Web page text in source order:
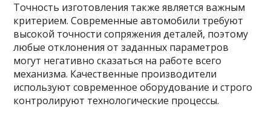
Точность изготовления также является важным
критерием. Современные автомобили требуют
высокой точности сопряжения деталей, поэтому
любые отклонения от заданных параметров
могут негативно сказаться на работе всего
механизма. Качественные производители
используют современное оборудование и строго
контролируют технологические процессы.